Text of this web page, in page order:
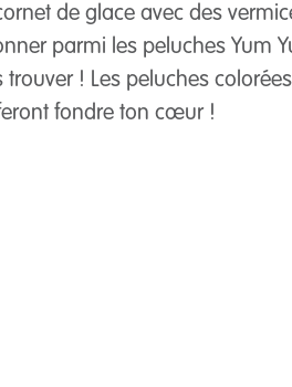
de glace avec des
parmi les peluches Yum
! Les peluches
fondre ton cœur !